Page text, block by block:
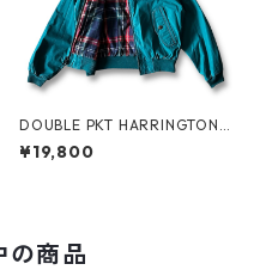
DOUBLE PKT HARRINGTON J
KT by LANDS'END
¥19,800
の商品